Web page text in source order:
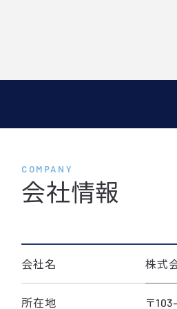
COMPANY
会社情報
会社名 株式
所在地 〒